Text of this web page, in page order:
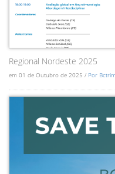
Regional Nordeste 2025
em 01 de Outubro de 2025 / Por